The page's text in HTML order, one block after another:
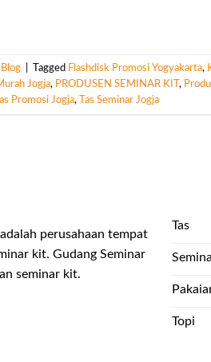
Blog Tagged Flashdisk Promosi Yogyakarta,
Jogja, PRODUSEN SEMINAR KIT ,
Promosi Jogja, Tas Seminar Jogja
perusahaan tempat
kit. Gudang Seminar
seminar kit.
Tas
Topi